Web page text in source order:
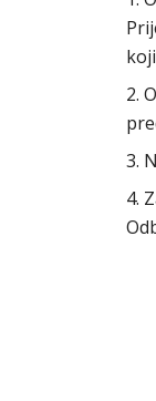
2.
3.
4.